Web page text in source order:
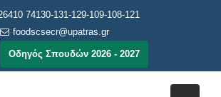
74130-131-129-109-108-121
foodscsecr@upatras.gr
Οδηγός Σπουδών 2026 - 2027